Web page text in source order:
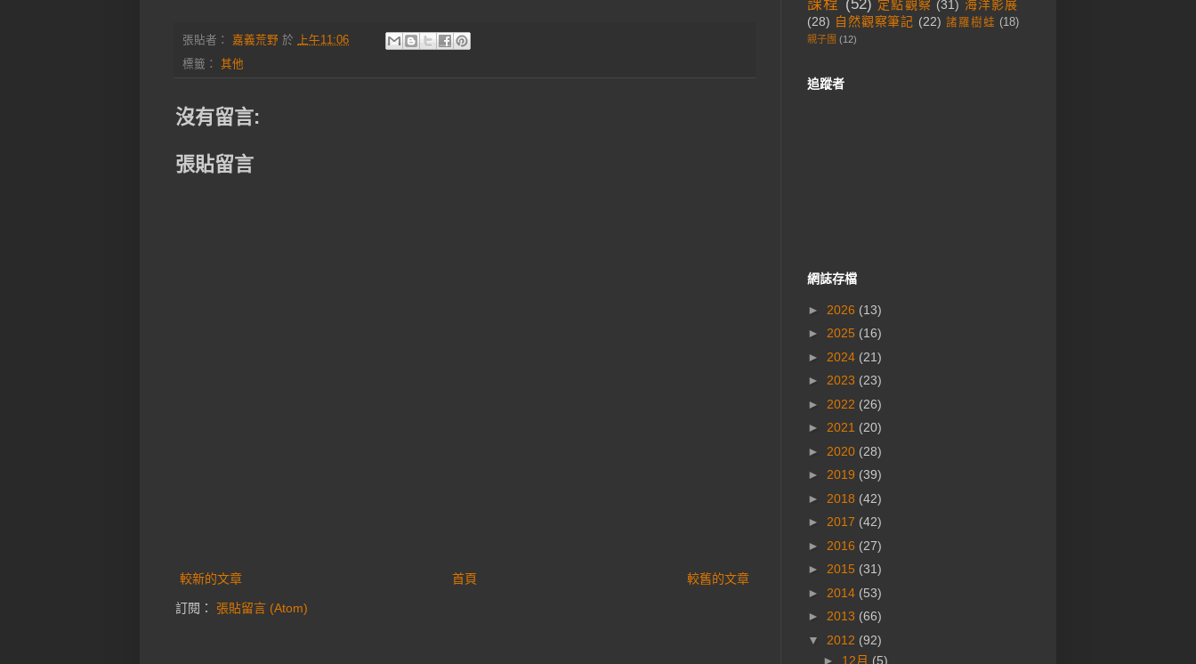
張貼者： 嘉義荒野 於
上午11:06
標籤： 其他
沒有留言:
張貼留言
較新的文章 較舊的文章
首頁
訂閱： 張貼留言 (Atom)
課程 (52) 定點觀察 (31) 海洋影展
(28) 自然觀察筆記 (22) 諸羅樹蛙 (18)
親子團 (12)
追蹤者
網誌存檔
► 2026 (13)
► 2025 (16)
► 2024 (21)
► 2023 (23)
► 2022 (26)
► 2021 (20)
► 2020 (28)
► 2019 (39)
► 2018 (42)
► 2017 (42)
► 2016 (27)
► 2015 (31)
► 2014 (53)
► 2013 (66)
▼ 2012 (92)
► 12月 (5)